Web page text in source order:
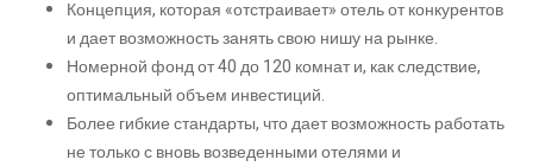
Концепция, которая «отстраивает» отель от конкурентов
и дает возможность занять свою нишу на рынке.
Номерной фонд от 40 до 120 комнат и, как следствие,
оптимальный объем инвестиций.
Более гибкие стандарты, что дает возможность работать
не только с вновь возведенными отелями и